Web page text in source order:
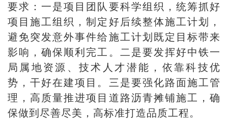
要求：一是项目团队要科学组织，统筹抓好
项目施工组织，制定好后续整体施工计划，
避免突发意外事件给施工计划既定目标带来
影响，确保顺利完工。二是要发挥好中铁一
局属地资源、技术人才潜能，依靠科技优
势，干好在建项目。三是要强化路面施工管
理，高质量推进项目道路沥青摊铺施工，确
保做到尽善尽美，高标准打造品质工程。